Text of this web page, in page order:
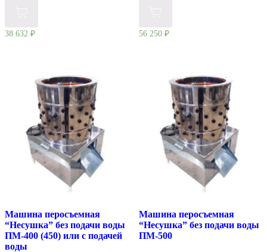
38 632 ₽ 56 250 ₽
Машина перосъемная
“Несушка” без подачи воды
ПМ-400 (450) или с подачей
воды
Машина перосъемная
“Несушка” без подачи воды
ПМ-500